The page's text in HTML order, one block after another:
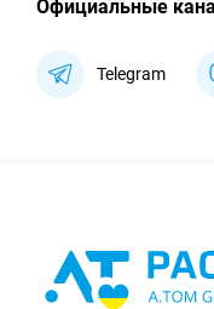
Официальные
Telegram